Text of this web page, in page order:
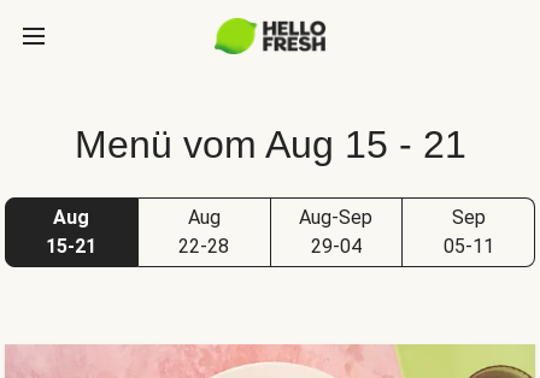
Menü vom Aug 15 - 21
Aug
15-21
Aug
22-28
Aug-Sep
29-04
Sep
05-11